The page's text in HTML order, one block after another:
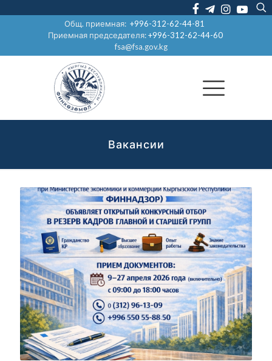
Общ. приемная:+996-312-62-44-81
Приемная председателя:+996-312-62-44-60
fsa@fsa.gov.kg
Вакансии